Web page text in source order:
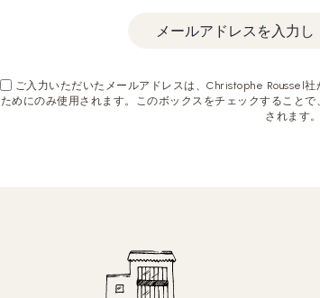
ご入力いただいたメールアドレスは、Christophe Roussel
ためにのみ使用されます。このボックスをチェックすること
されます。